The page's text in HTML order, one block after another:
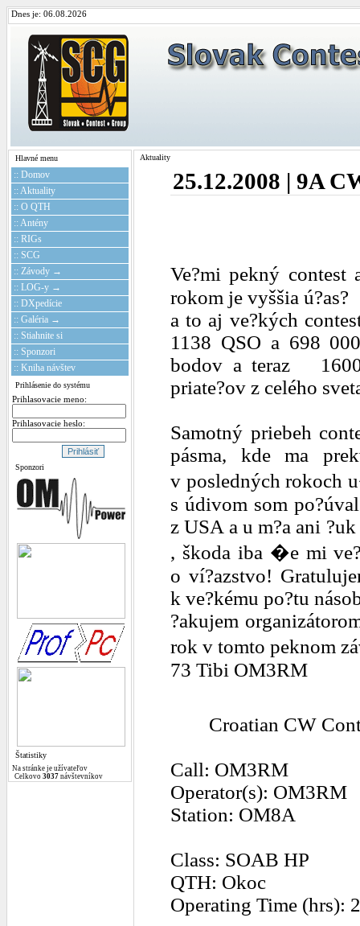
Dnes je: 06.08.2026
Hlavné menu
:: Domov
:: Aktuality
:: O QTH
:: Antény
:: RIGs
:: SCG
:: Závody →
:: LOG-y →
:: DXpedície
:: Galéria →
:: Stiahnite si
:: Sponzori
:: Kniha návštev
Prihlásenie do systému
Prihlasovacie meno:
Prihlasovacie heslo:
Sponzori
Štatistiky
Na stránke je užívateľov
Celkovo 3037 návštevníkov
Aktuality
25.12.2008 | 9A
Ve?mi pekný contest
rokom je vyššia ú?as?
a to aj ve?kých
1138 QSO a 698
bodov a teraz 1600
priate?ov z celého
Samotný priebeh
pásma, kde ma
v posledných rokoch
s údivom som
z USA a u m?a ani
, škoda iba �e mi
o ví?azstvo!
k ve?kému po?tu
?akujem
rok v tomto peknom
73 Tibi OM3RM
Croatian CW
Call: OM3RM
Operator(s): OM3RM
Station: OM8A
Class: SOAB HP
QTH: Okoc
Operating Time (hrs):